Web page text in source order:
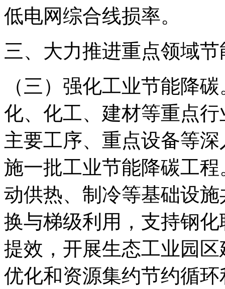
低电网综合线损率。
三、大力推进重点领域
（三）强化工业节能降
化、化工、建材等重点
主要工序、重点设备等
施一批工业节能降碳工
动供热、制冷等基础设
换与梯级利用，支持钢
提效，开展生态工业园
优化和资源集约节约循环